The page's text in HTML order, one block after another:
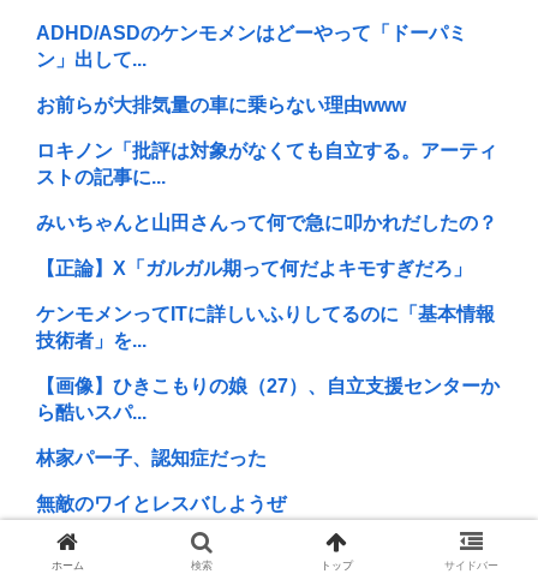
ADHD/ASDのケンモメンはどーやって「ドーパミ
ン」出して...
お前らが大排気量の車に乗らない理由www
ロキノン「批評は対象がなくても自立する。アーティ
ストの記事に...
みいちゃんと山田さんって何で急に叩かれだしたの？
【正論】X「ガルガル期って何だよキモすぎだろ」
ケンモメンってITに詳しいふりしてるのに「基本情報
技術者」を...
【画像】ひきこもりの娘（27）、自立支援センターか
ら酷いスパ...
林家パー子、認知症だった
無敵のワイとレスバしようぜ
(ヽ´ん`)「ぼくはケンモ、依存症です」周囲「ハーイ、
ホーム 検索 トップ サイドバー